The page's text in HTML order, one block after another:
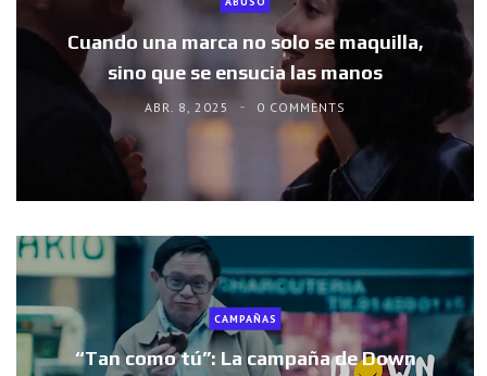
Cuando una marca no solo se maquilla,
sino que se ensucia las manos
ABR. 8, 2025 0 COMMENTS
CAMPAÑAS
“Tan como tú”: La campaña de Down